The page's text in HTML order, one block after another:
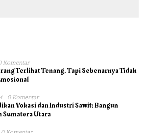
Komentar
Terlihat Tenang, Tapi Sebenarnya Tidak
0 Komentar
Vokasi dan Industri Sawit: Bangun
Utara